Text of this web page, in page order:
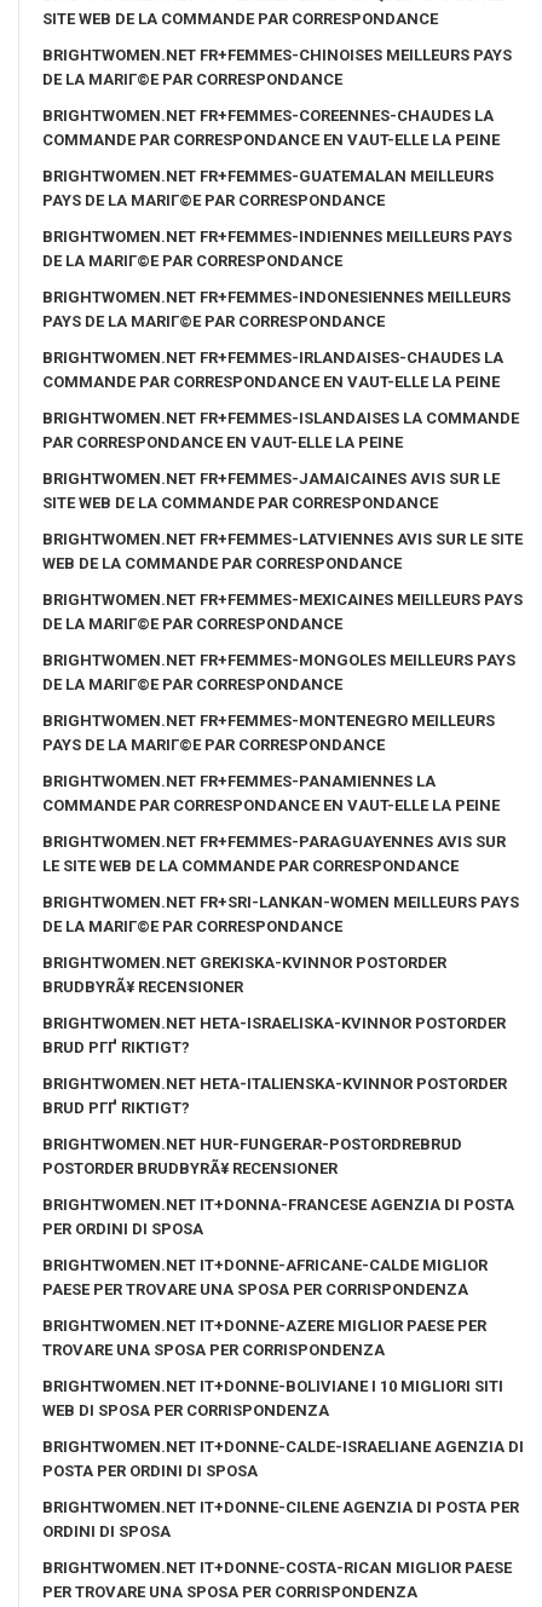
SITE WEB DE LA COMMANDE PAR CORRESPONDANCE
BRIGHTWOMEN.NET FR+FEMMES-CHINOISES MEILLEURS PAYS
DE LA MARIГ©E PAR CORRESPONDANCE
BRIGHTWOMEN.NET FR+FEMMES-COREENNES-CHAUDES LA
COMMANDE PAR CORRESPONDANCE EN VAUT-ELLE LA PEINE
BRIGHTWOMEN.NET FR+FEMMES-GUATEMALAN MEILLEURS
PAYS DE LA MARIГ©E PAR CORRESPONDANCE
BRIGHTWOMEN.NET FR+FEMMES-INDIENNES MEILLEURS PAYS
DE LA MARIГ©E PAR CORRESPONDANCE
BRIGHTWOMEN.NET FR+FEMMES-INDONESIENNES MEILLEURS
PAYS DE LA MARIГ©E PAR CORRESPONDANCE
BRIGHTWOMEN.NET FR+FEMMES-IRLANDAISES-CHAUDES LA
COMMANDE PAR CORRESPONDANCE EN VAUT-ELLE LA PEINE
BRIGHTWOMEN.NET FR+FEMMES-ISLANDAISES LA COMMANDE
PAR CORRESPONDANCE EN VAUT-ELLE LA PEINE
BRIGHTWOMEN.NET FR+FEMMES-JAMAICAINES AVIS SUR LE
SITE WEB DE LA COMMANDE PAR CORRESPONDANCE
BRIGHTWOMEN.NET FR+FEMMES-LATVIENNES AVIS SUR LE SITE
WEB DE LA COMMANDE PAR CORRESPONDANCE
BRIGHTWOMEN.NET FR+FEMMES-MEXICAINES MEILLEURS PAYS
DE LA MARIГ©E PAR CORRESPONDANCE
BRIGHTWOMEN.NET FR+FEMMES-MONGOLES MEILLEURS PAYS
DE LA MARIГ©E PAR CORRESPONDANCE
BRIGHTWOMEN.NET FR+FEMMES-MONTENEGRO MEILLEURS
PAYS DE LA MARIГ©E PAR CORRESPONDANCE
BRIGHTWOMEN.NET FR+FEMMES-PANAMIENNES LA
COMMANDE PAR CORRESPONDANCE EN VAUT-ELLE LA PEINE
BRIGHTWOMEN.NET FR+FEMMES-PARAGUAYENNES AVIS SUR
LE SITE WEB DE LA COMMANDE PAR CORRESPONDANCE
BRIGHTWOMEN.NET FR+SRI-LANKAN-WOMEN MEILLEURS PAYS
DE LA MARIГ©E PAR CORRESPONDANCE
BRIGHTWOMEN.NET GREKISKA-KVINNOR POSTORDER
BRUDBYRÃ¥ RECENSIONER
BRIGHTWOMEN.NET HETA-ISRAELISKA-KVINNOR POSTORDER
BRUD PГҐ RIKTIGT?
BRIGHTWOMEN.NET HETA-ITALIENSKA-KVINNOR POSTORDER
BRUD PГҐ RIKTIGT?
BRIGHTWOMEN.NET HUR-FUNGERAR-POSTORDREBRUD
POSTORDER BRUDBYRÃ¥ RECENSIONER
BRIGHTWOMEN.NET IT+DONNA-FRANCESE AGENZIA DI POSTA
PER ORDINI DI SPOSA
BRIGHTWOMEN.NET IT+DONNE-AFRICANE-CALDE MIGLIOR
PAESE PER TROVARE UNA SPOSA PER CORRISPONDENZA
BRIGHTWOMEN.NET IT+DONNE-AZERE MIGLIOR PAESE PER
TROVARE UNA SPOSA PER CORRISPONDENZA
BRIGHTWOMEN.NET IT+DONNE-BOLIVIANE I 10 MIGLIORI SITI
WEB DI SPOSA PER CORRISPONDENZA
BRIGHTWOMEN.NET IT+DONNE-CALDE-ISRAELIANE AGENZIA DI
POSTA PER ORDINI DI SPOSA
BRIGHTWOMEN.NET IT+DONNE-CILENE AGENZIA DI POSTA PER
ORDINI DI SPOSA
BRIGHTWOMEN.NET IT+DONNE-COSTA-RICAN MIGLIOR PAESE
PER TROVARE UNA SPOSA PER CORRISPONDENZA